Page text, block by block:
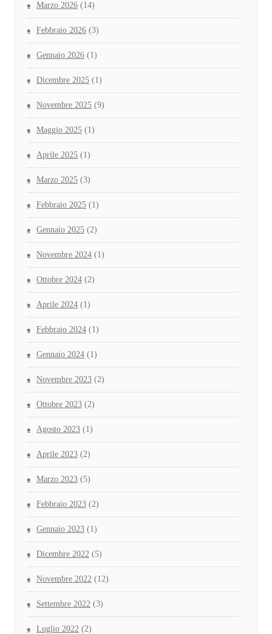
Marzo 2026 (14)
Febbraio 2026 (3)
Gennaio 2026 (1)
Dicembre 2025 (1)
Novembre 2025 (9)
Maggio 2025 (1)
Aprile 2025 (1)
Marzo 2025 (3)
Febbraio 2025 (1)
Gennaio 2025 (2)
Novembre 2024 (1)
Ottobre 2024 (2)
Aprile 2024 (1)
Febbraio 2024 (1)
Gennaio 2024 (1)
Novembre 2023 (2)
Ottobre 2023 (2)
Agosto 2023 (1)
Aprile 2023 (2)
Marzo 2023 (5)
Febbraio 2023 (2)
Gennaio 2023 (1)
Dicembre 2022 (5)
Novembre 2022 (12)
Settembre 2022 (3)
Luglio 2022 (2)